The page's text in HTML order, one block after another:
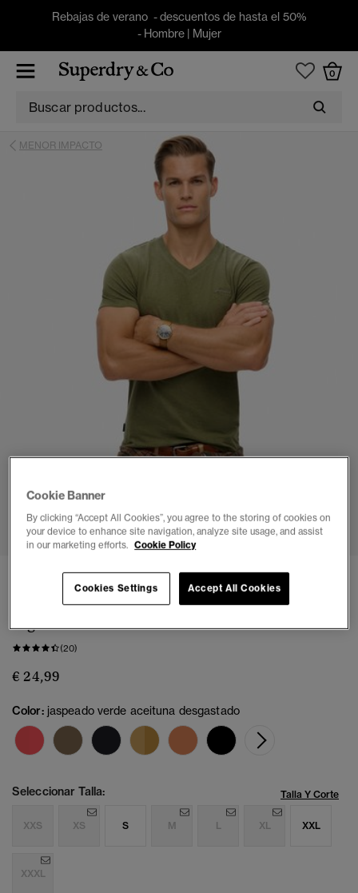
Rebajas de verano - descuentos de hasta el 50%
- Hombre| Mujer
0
MENOR IMPACTO
2 3 5
Camiseta con cuello de pico en algodón
orgánico Essential
(20)
€ 24,99
Color: jaspeado verde aceituna desgastado
Seleccionar Talla: Talla Y Corte
XXS XS S M L XL XXL
XXXL
Cookie Banner
By clicking “Accept All Cookies”, you agree to the storing of cookies on
your device to enhance site navigation, analyze site usage, and assist
in our marketing efforts. Cookie Policy
Accept All Cookies
Cookies Settings